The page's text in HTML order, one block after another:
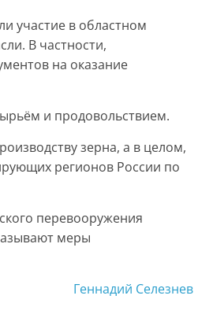
участие в областном
В частности,
на оказание
и продовольствием.
зерна, а в целом,
регионов России по
перевооружения
меры
Геннадий Селезнев